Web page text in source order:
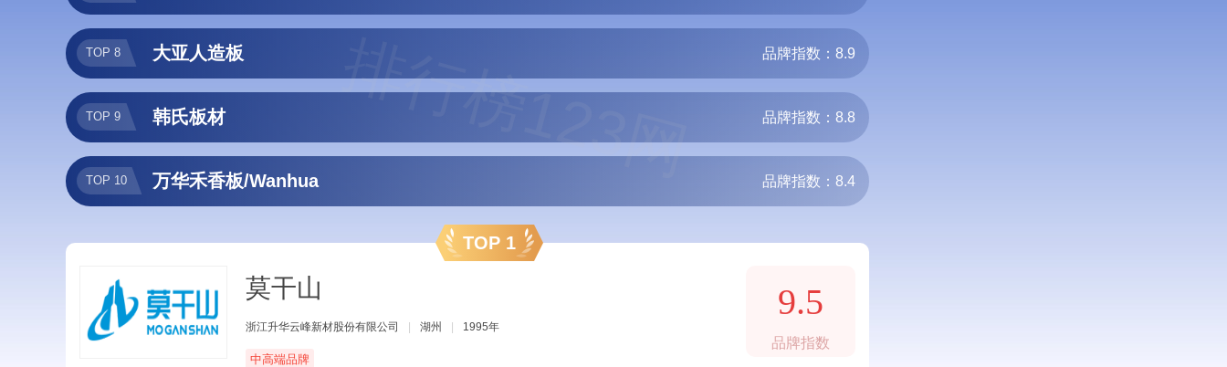
TOP 8 大亚人造板 品牌指数：8.9
TOP 9 韩氏板材 品牌指数：8.8
TOP 10 万华禾香板/Wanhua 品牌指数：8.4
TOP 1
莫干山
浙江升华云峰新材股份有限公司 湖州 1995年
中高端品牌
9.5
品牌指数
排行榜123网